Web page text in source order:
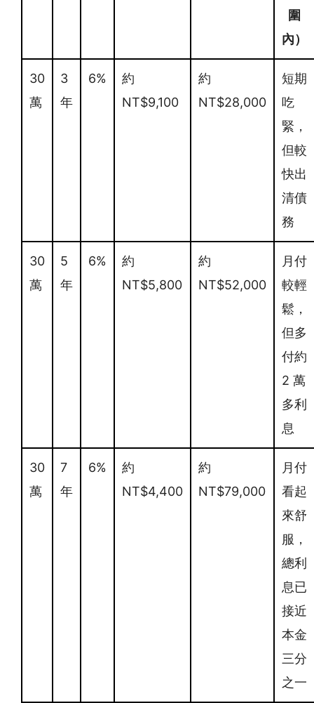
圍
內）
30
萬
3
年
6%
約
NT$9,100
約
NT$28,000
短期
吃
緊，
但較
快出
清債
務
30
萬
5
年
6%
約
NT$5,800
約
NT$52,000
月付
較輕
鬆，
但多
付約
2 萬
多利
息
30
萬
7
年
6%
約
NT$4,400
約
NT$79,000
月付
看起
來舒
服，
總利
息已
接近
本金
三分
之一